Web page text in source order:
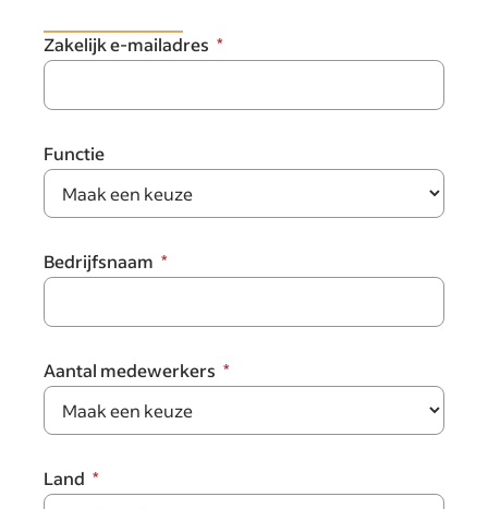
Zakelijk e-mailadres
Functie
Bedrijfsnaam
Aantal medewerkers
Land